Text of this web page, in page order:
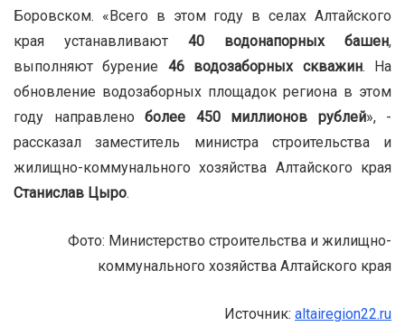
Боровском. «Всего в этом году в селах Алтайского
края устанавливают 40 водонапорных башен,
выполняют бурение 46 водозаборных скважин. На
обновление водозаборных площадок региона в этом
году направлено более 450 миллионов рублей», -
рассказал заместитель министра строительства и
жилищно-коммунального хозяйства Алтайского края
Станислав Цыро.
Фото: Министерство строительства и жилищно-
коммунального хозяйства Алтайского края
Источник: altairegion22.ru